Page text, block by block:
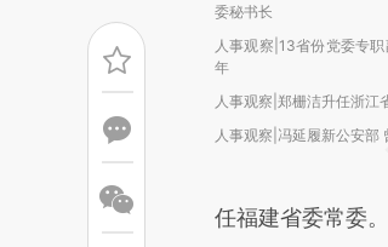
委秘书长
人事观察|13省份党委专
年
人事观察|郑栅洁升任浙江
人事观察|冯延履新公安部
任福建省委常委